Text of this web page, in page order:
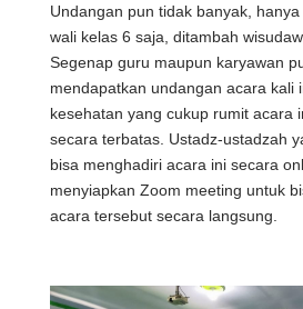
Undangan pun tidak banyak,
wali kelas 6 saja, ditambah
Segenap guru maupun karyawan
mendapatkan undangan acara kali
kesehatan yang cukup rumit acara
secara terbatas. Ustadz-ustadzah
bisa menghadiri acara ini secara
menyiapkan Zoom meeting untuk
acara tersebut secara langsung.